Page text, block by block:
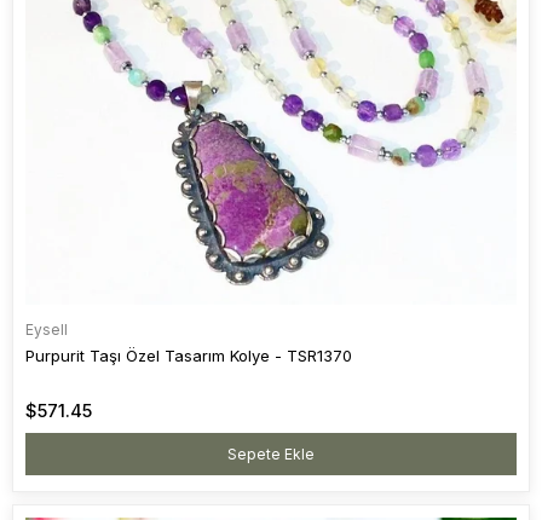
Eysell
Purpurit Taşı Özel Tasarım Kolye - TSR1370
$571.45
Sepete Ekle